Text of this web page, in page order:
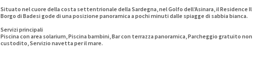
Situato nel cuore della costa settentrionale della Sardegna, nel Golfo dell’Asinara, il Residence Il
Borgo di Badesi gode di una posizione panoramica a pochi minuti dalle spiagge di sabbia bianca.
Servizi principali
Piscina con area solarium, Piscina bambini, Bar con terrazza panoramica, Parcheggio gratuito non
custodito, Servizio navetta per il mare.